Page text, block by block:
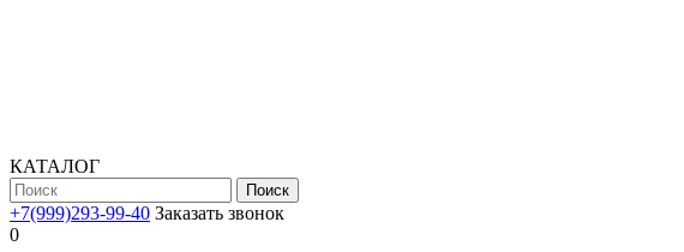
КАТАЛОГ
Поиск
+7(999)293-99-40 Заказать звонок
0